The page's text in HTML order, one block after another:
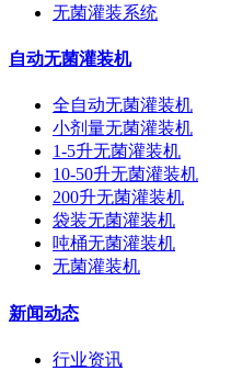
无菌灌装系统
自动无菌灌装机
全自动无菌灌装机
小剂量无菌灌装机
1-5升无菌灌装机
10-50升无菌灌装机
200升无菌灌装机
袋装无菌灌装机
吨桶无菌灌装机
无菌灌装机
新闻动态
行业资讯